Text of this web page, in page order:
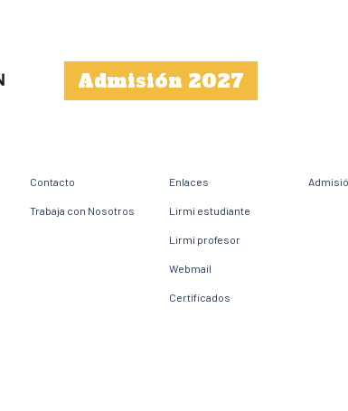
Admisión 2027
Contacto
Trabaja con Nosotros
Enlaces
Lirmi estudiante
Lirmi profesor
Webmail
Certificados